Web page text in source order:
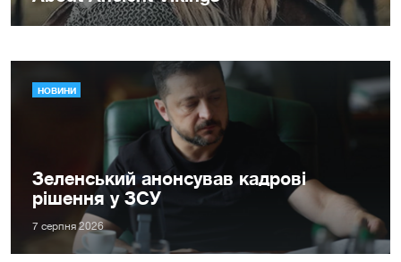
НОВИНИ
Зеленський анонсував кадрові
рішення у ЗСУ
7 серпня 2026